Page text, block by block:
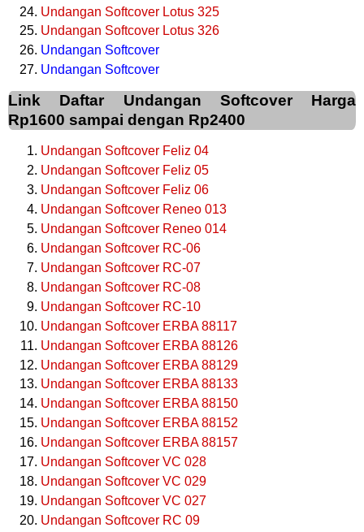
Undangan Softcover Lotus 325
Undangan Softcover Lotus 326
Undangan Softcover
Undangan Softcover
Link Daftar Undangan Softcover Harga
Rp1600 sampai dengan Rp2400
Undangan Softcover Feliz 04
Undangan Softcover Feliz 05
Undangan Softcover Feliz 06
Undangan Softcover Reneo 013
Undangan Softcover Reneo 014
Undangan Softcover RC-06
Undangan Softcover RC-07
Undangan Softcover RC-08
Undangan Softcover RC-10
Undangan Softcover ERBA 88117
Undangan Softcover ERBA 88126
Undangan Softcover ERBA 88129
Undangan Softcover ERBA 88133
Undangan Softcover ERBA 88150
Undangan Softcover ERBA 88152
Undangan Softcover ERBA 88157
Undangan Softcover VC 028
Undangan Softcover VC 029
Undangan Softcover VC 027
Undangan Softcover RC 09